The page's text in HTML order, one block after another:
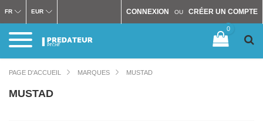
CONNEXION OU CRÉER UN COMPTE
FR EUR
0
PAGE D'ACCUEIL MARQUES MUSTAD
MUSTAD